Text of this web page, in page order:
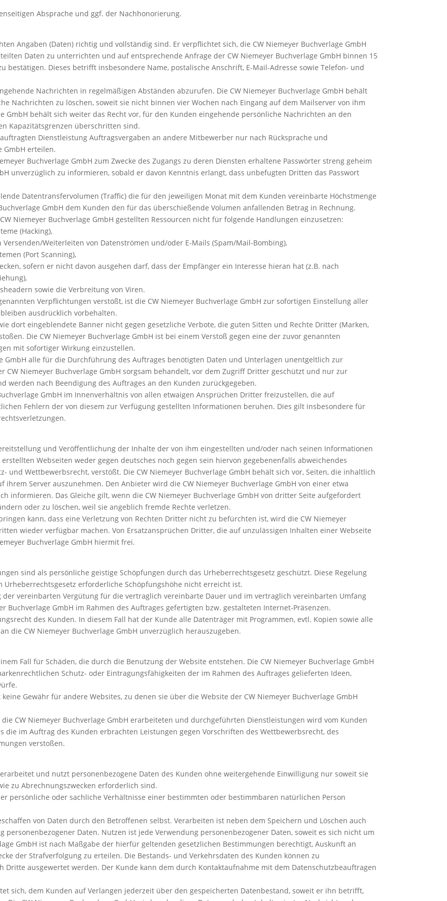
Absprache und ggf. der Nachhonorierung.
Angaben (Daten) richtig und vollständig sind. Er verpflichtet sich, die CW Niemeyer Buchverlage GmbH
Daten zu unterrichten und auf entsprechende Anfrage der CW Niemeyer Buchverlage GmbH binnen 15
bestätigen. Dieses betrifft insbesondere Name, postalische Anschrift, E-Mail-Adresse sowie Telefon- und
Nachrichten in regelmäßigen Abständen abzurufen. Die CW Niemeyer Buchverlage GmbH behält
Nachrichten zu löschen, soweit sie nicht binnen vier Wochen nach Eingang auf dem Mailserver von ihm
GmbH behält sich weiter das Recht vor, für den Kunden eingehende persönliche Nachrichten an den
Kapazitätsgrenzen überschritten sind.
Dienstleistung Auftragsvergaben an andere Mitbewerber nur nach Rücksprache und
GmbH erteilen.
Buchverlage GmbH zum Zwecke des Zugangs zu deren Diensten erhaltene Passwörter streng geheim
unverzüglich zu informieren, sobald er davon Kenntnis erlangt, dass unbefugten Dritten das Passwort
Datentransfervolumen (Traffic) die für den jeweiligen Monat mit dem Kunden vereinbarte Höchstmenge
GmbH dem Kunden den für das überschießende Volumen anfallenden Betrag in Rechnung.
Niemeyer Buchverlage GmbH gestellten Ressourcen nicht für folgende Handlungen einzusetzen:
(Hacking),
Weiterleiten von Datenströmen und/oder E-Mails (Spam/Mail-Bombing),
(Port Scanning),
sofern er nicht davon ausgehen darf, dass der Empfänger ein Interesse hieran hat (z.B. nach
sowie die Verbreitung von Viren.
Verpflichtungen verstößt, ist die CW Niemeyer Buchverlage GmbH zur sofortigen Einstellung aller
ausdrücklich vorbehalten.
dort eingeblendete Banner nicht gegen gesetzliche Verbote, die guten Sitten und Rechte Dritter (Marken,
Die CW Niemeyer Buchverlage GmbH ist bei einem Verstoß gegen eine der zuvor genannten
mit sofortiger Wirkung einzustellen.
GmbH alle für die Durchführung des Auftrages benötigten Daten und Unterlagen unentgeltlich zur
CW Niemeyer Buchverlage GmbH sorgsam behandelt, vor dem Zugriff Dritter geschützt und nur zur
werden nach Beendigung des Auftrages an den Kunden zurückgegeben.
GmbH im Innenverhältnis von allen etwaigen Ansprüchen Dritter freizustellen, die auf
Fehlern der von diesem zur Verfügung gestellten Informationen beruhen. Dies gilt insbesondere für
und Veröffentlichung der Inhalte der von ihm eingestellten und/oder nach seinen Informationen
Webseiten weder gegen deutsches noch gegen sein hiervon gegebenenfalls abweichendes
und Wettbewerbsrecht, verstößt. Die CW Niemeyer Buchverlage GmbH behält sich vor, Seiten, die inhaltlich
Server auszunehmen. Den Anbieter wird die CW Niemeyer Buchverlage GmbH von einer etwa
informieren. Das Gleiche gilt, wenn die CW Niemeyer Buchverlage GmbH von dritter Seite aufgefordert
oder zu löschen, weil sie angeblich fremde Rechte verletzen.
kann, dass eine Verletzung von Rechten Dritter nicht zu befürchten ist, wird die CW Niemeyer
wieder verfügbar machen. Von Ersatzansprüchen Dritter, die auf unzulässigen Inhalten einer Webseite
Buchverlage GmbH hiermit frei.
sind als persönliche geistige Schöpfungen durch das Urheberrechtsgesetz geschützt. Diese Regelung
erforderliche Schöpfungshöhe nicht erreicht ist.
vereinbarten Vergütung für die vertraglich vereinbarte Dauer und im vertraglich vereinbarten Umfang
Buchverlage GmbH im Rahmen des Auftrages gefertigten bzw. gestalteten Internet-Präsenzen.
des Kunden. In diesem Fall hat der Kunde alle Datenträger mit Programmen, evtl. Kopien sowie alle
die CW Niemeyer Buchverlage GmbH unverzüglich herauszugeben.
Fall für Schäden, die durch die Benutzung der Website entstehen. Die CW Niemeyer Buchverlage GmbH
Schutz- oder Eintragungsfähigkeiten der im Rahmen des Auftrages gelieferten Ideen,
Gewähr für andere Websites, zu denen sie über die Website der CW Niemeyer Buchverlage GmbH
CW Niemeyer Buchverlage GmbH erarbeiteten und durchgeführten Dienstleistungen wird vom Kunden
die im Auftrag des Kunden erbrachten Leistungen gegen Vorschriften des Wettbewerbsrecht, des
verstoßen.
und nutzt personenbezogene Daten des Kunden ohne weitergehende Einwilligung nur soweit sie
zu Abrechnungszwecken erforderlich sind.
persönliche oder sachliche Verhältnisse einer bestimmten oder bestimmbaren natürlichen Person
von Daten durch den Betroffenen selbst. Verarbeiten ist neben dem Speichern und Löschen auch
Daten. Nutzen ist jede Verwendung personenbezogener Daten, soweit es sich nicht um
GmbH ist nach Maßgabe der hierfür geltenden gesetzlichen Bestimmungen berechtigt, Auskunft an
der Strafverfolgung zu erteilen. Die Bestands- und Verkehrsdaten des Kunden können zu
Dritte ausgewertet werden. Der Kunde kann dem durch Kontaktaufnahme mit dem Datenschutzbeauftragen
sich, dem Kunden auf Verlangen jederzeit über den gespeicherten Datenbestand, soweit er ihn betrifft,